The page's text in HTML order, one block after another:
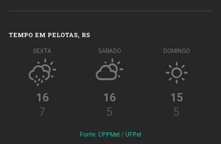
TEMPO EM PELOTAS, RS
SEXTA
16
7
SÁBADO
16
5
DOMINGO
15
5
Fonte: CPPMet / UFPel